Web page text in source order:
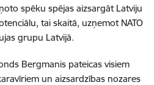
spēku spējas aizsargāt Latviju
tai skaitā, uzņemot NATO
grupu Latvijā.
Bergmanis pateicas visiem
un aizsardzības nozares